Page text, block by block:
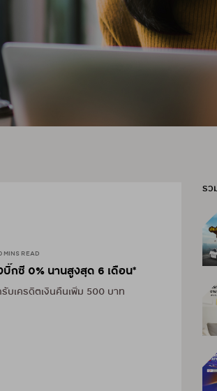
MINS READ
กซี 0% นานสูงสุด 6 เดือน*
รับเครดิตเงินคืนเพิ่ม 500 บาท
รว